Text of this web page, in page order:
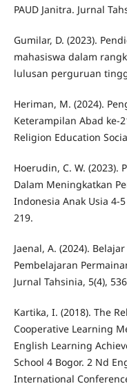
PAUD Janitra. Jurnal
Gumilar, D. (2023).
mahasiswa dalam
lulusan perguruan
Heriman, M. (2024).
Keterampilan Abad ke-
Religion Education
Hoerudin, C. W. (2023).
Dalam Meningkatkan
Indonesia Anak Usia 4-
219.
Jaenal, A. (2024).
Pembelajaran
Jurnal Tahsinia, 5(4),
Kartika, I. (2018). The
Cooperative Learning
English Learning
School 4 Bogor. 2 Nd
International